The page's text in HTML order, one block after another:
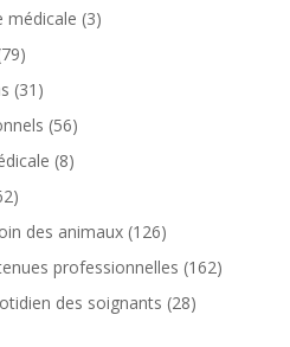
médicale (3)
(31)
(56)
(8)
des animaux(126)
professionnelles (162)
des soignants (28)